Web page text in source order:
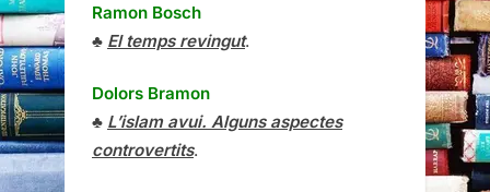
Ramon Bosch
♣ El temps revingut.
Dolors Bramon
♣ L’islam avui. Alguns aspectes
controvertits.